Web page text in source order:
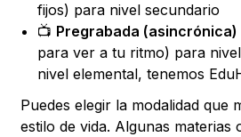
fijos) para nivel secundario
📺 Pregrabada (asincrónica)
para ver a tu ritmo) para
nivel elemental, tenemos
Puedes elegir la modalidad que
estilo de vida. Algunas materias